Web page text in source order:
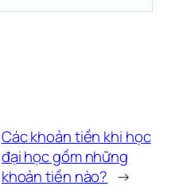
Các khoản tiền khi học
đại học gồm những
khoản tiền nào? →